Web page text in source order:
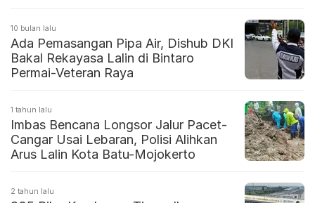
10 bulan lalu
Ada Pemasangan Pipa Air, Dishub DKI
Bakal Rekayasa Lalin di Bintaro
Permai-Veteran Raya
1 tahun lalu
Imbas Bencana Longsor Jalur Pacet-
Cangar Usai Lebaran, Polisi Alihkan
Arus Lalin Kota Batu-Mojokerto
2 tahun lalu